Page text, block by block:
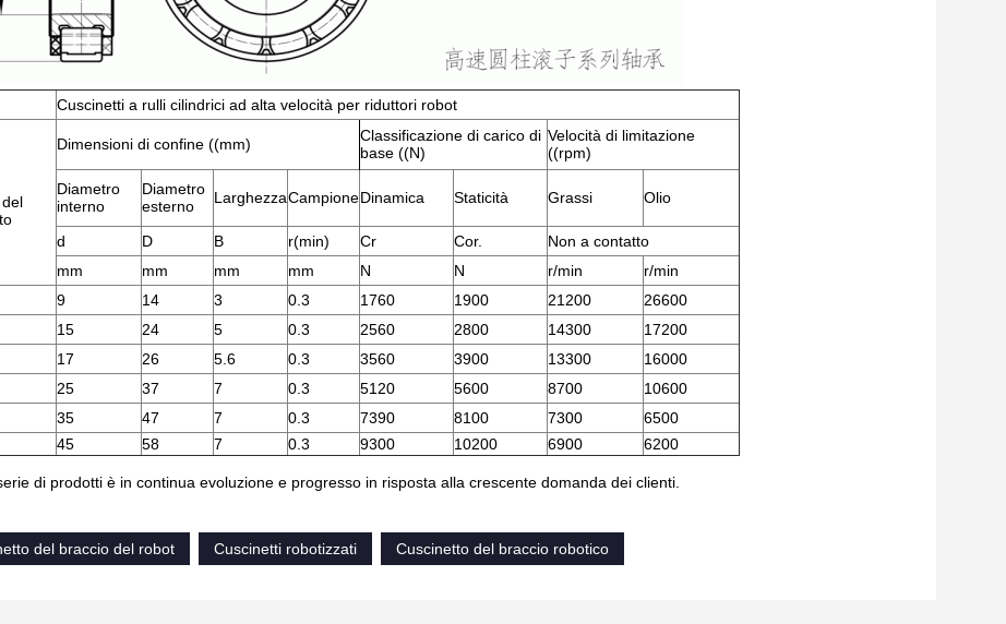
Cuscinetti a rulli cilindrici ad alta velocità per riduttori robot
Dimensioni di confine ((mm)
Classificazione di carico di
base ((N)
Velocità di limitazione
((rpm)
Diametro
interno
Diametro
esterno
LarghezzaCampioneDinamica Staticità Grassi Olio
d D B r(min) Cr Cor.
Non a contatto
mm
mm mm mm N N r/min
r/min
9 14 3 0.3 1760 1900 21200
26600
15 24 5 0.3 2560 2800 14300
17200
17 26 5.6 0.3 3560 3900 13300
16000
25 37 7 0.3 5120 5600 8700
10600
35 47 7 0.3 7390 8100 7300
6500
45 58 7 0.3 9300 10200 6900 6200
di prodotti è in continua evoluzione e progresso in risposta alla crescente domanda dei clienti.
del braccio del robot
Cuscinetti robotizzati Cuscinetto del braccio robotico